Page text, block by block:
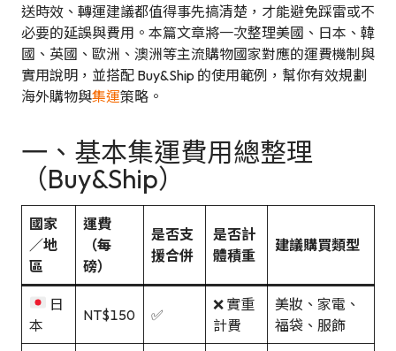
送時效、轉運建議都值得事先搞清楚，才能避免踩雷或不
必要的延誤與費用。本篇文章將一次整理美國、日本、韓
國、英國、歐洲、澳洲等主流購物國家對應的運費機制與
實用說明，並搭配 Buy&Ship 的使用範例，幫你有效規劃
海外購物與集運策略。
一、基本集運費用總整理
（Buy&Ship）
國家
／地
區
運費
（每
磅）
是否支
援合併
是否計
體積重
建議購買類型
日
本
NT$150 ✅
❌ 實重
計費
美妝、家電、
福袋、服飾